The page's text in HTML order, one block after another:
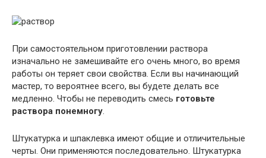
При самостоятельном приготовлении раствора
изначально не замешивайте его очень много, во время
работы он теряет свои свойства. Если вы начинающий
мастер, то вероятнее всего, вы будете делать все
медленно. Чтобы не переводить смесь готовьте
раствора понемногу.
Штукатурка и шпаклевка имеют общие и отличительные
черты. Они применяются последовательно. Штукатурка